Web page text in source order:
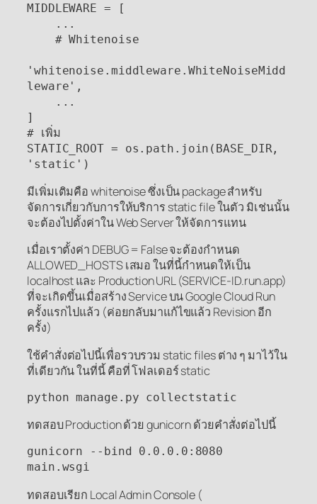
MIDDLEWARE = [
'whitenoise.middleware.WhiteNoiseMidd
leware',
]
# เพิ่ม
STATIC_ROOT = os.path.join(BASE_DIR,
'static')
มีเพิ่มเติมคือ whitenoise ซึ่งเป็น package สำหรับ
จัดการเกี่ยวกับการให้บริการ static file ในตัว มิเช่นนั้น
จะต้องไปตั้งค่าใน Web Server ให้จัดการแทน
เมื่อเราตั้งค่า DEBUG = False จะต้องกำหนด
ALLOWED_HOSTS เสมอ ในที่นี้กำหนดให้เป็น
localhost และ Production URL (SERVICE-ID.run.app)
ที่จะเกิดขึ้นเมื่อสร้าง Service บน Google Cloud Run
ครั้งแรกไปแล้ว (ค่อยกลับมาแก้ไขแล้ว Revision อีก
ครั้ง)
ใช้คำสั่งต่อไปนี้เพื่อรวบรวม static files ต่าง ๆ มาไว้ใน
ที่เดียวกัน ในที่นี้ คือที่ โฟลเดอร์ static
python manage.py collectstatic
ทดสอบ Production ด้วย gunicorn ด้วยคำสั่งต่อไปนี้
gunicorn --bind 0.0.0.0:8080
main.wsgi
ทดสอบเรียก Local Admin Console (